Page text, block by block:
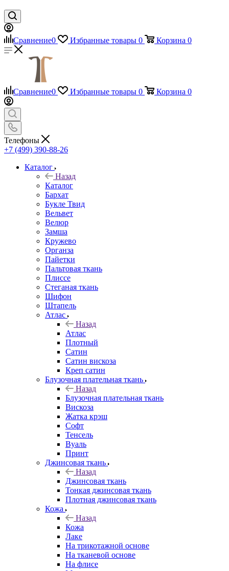
Сравнение0 Избранные товары 0 Корзина 0
Сравнение0 Избранные товары 0 Корзина 0
Телефоны
+7 (499) 390-88-26
Каталог
Назад
Каталог
Бархат
Букле Твид
Вельвет
Велюр
Замша
Кружево
Органза
Пайетки
Пальтовая ткань
Плиссе
Стеганая ткань
Шифон
Штапель
Атлас
Назад
Атлас
Плотный
Сатин
Сатин вискоза
Креп сатин
Блузочная плательная ткань
Назад
Блузочная плательная ткань
Вискоза
Жатка крэш
Софт
Тенсель
Вуаль
Принт
Джинсовая ткань
Назад
Джинсовая ткань
Тонкая джинсовая ткань
Плотная джинсовая ткань
Кожа
Назад
Кожа
Лаке
На трикотажной основе
На тканевой основе
На флисе